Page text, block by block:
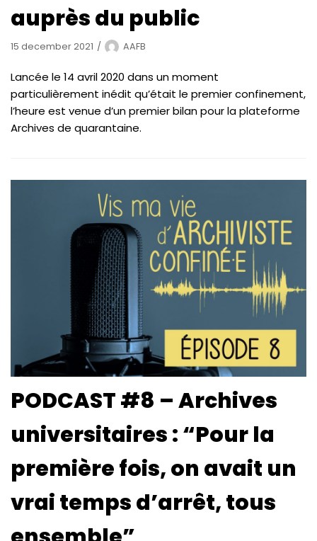
auprès du public
15 december 2021 AAFB
Lancée le 14 avril 2020 dans un moment
particulièrement inédit qu’était le premier confinement,
l’heure est venue d’un premier bilan pour la plateforme
Archives de quarantaine.
PODCAST #8 – Archives
universitaires : “Pour la
première fois, on avait un
vrai temps d’arrêt, tous